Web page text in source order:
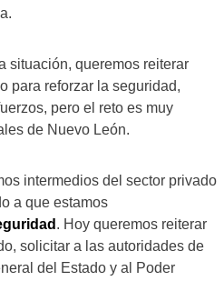
situación, queremos reiterar
para reforzar la seguridad,
pero el reto es muy
de Nuevo León.
intermedios del sector privado
a que estamos
. Hoy queremos reiterar
solicitar a las autoridades de
del Estado y al Poder